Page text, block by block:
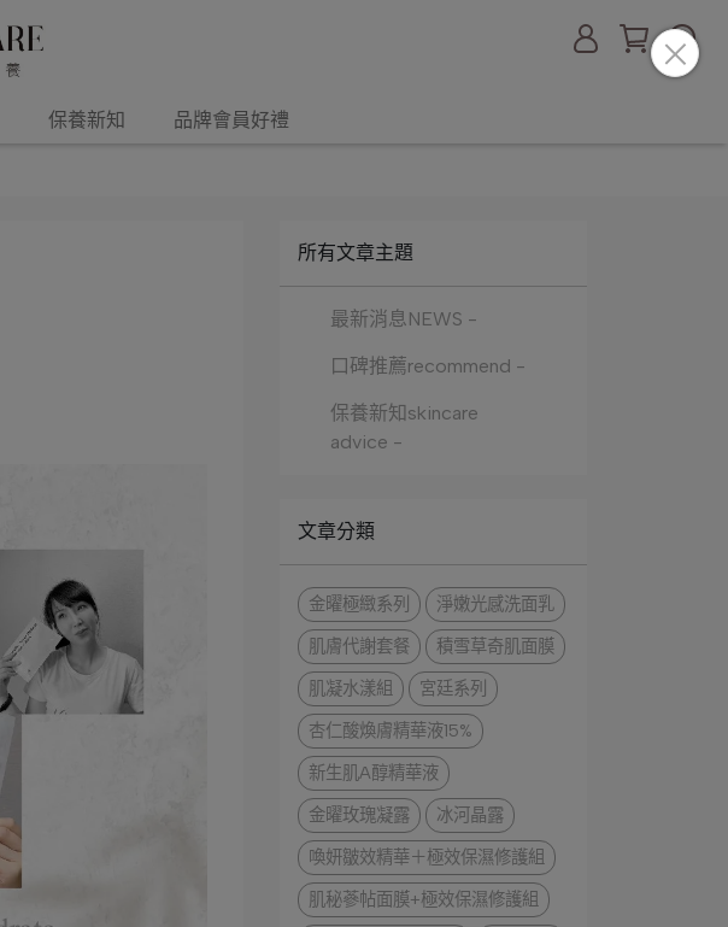
保養新知 品牌會員好禮
所有文章主題
最新消息NEWS -
口碑推薦recommend -
保養新知skincare
advice -
文章分類
金曜極緻系列
淨嫩光感洗面乳
肌膚代謝套餐
積雪草奇肌面膜
肌凝水漾組
宮廷系列
杏仁酸煥膚精華液15%
新生肌A醇精華液
金曜玫瑰凝露
冰河晶露
喚妍皺效精華＋極效保濕修護組
肌秘蔘帖面膜+極效保濕修護組